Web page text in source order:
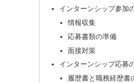
インターンシップ参加
情報収集
応募書類の準備
面接対策
インターンシップ応募
履歴書と職務経歴書